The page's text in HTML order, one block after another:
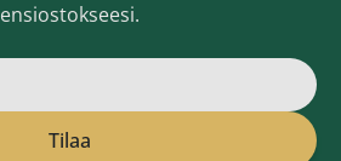
ensiostokseesi.
Sähköpostiosoite
Tilaa